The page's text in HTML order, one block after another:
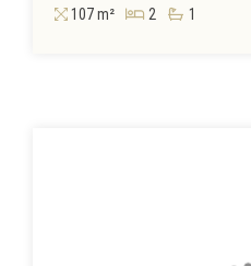
107 m² 2 1